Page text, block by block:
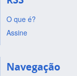
O que é?
Assine
Navegação